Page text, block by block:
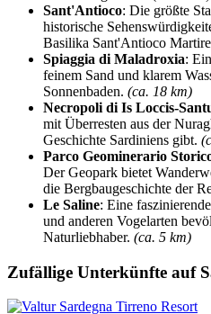
Sant'Antioco: Die größte
historische
Basilika Sant'Antioco
Spiaggia di Maladroxia:
feinem Sand und klarem
Sonnenbaden. (ca. 18 km)
Necropoli di Is Loccis-
mit Überresten aus der
Geschichte Sardiniens gibt.
Parco Geominerario
Der Geopark bietet
die Bergbaugeschichte der
Le Saline: Eine
und anderen Vogelarten
Naturliebhaber. (ca. 5 km)
Zufällige Unterkünfte auf